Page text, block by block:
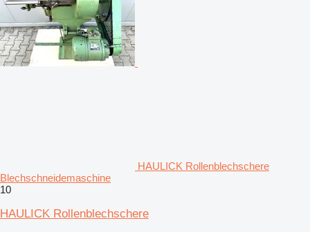
HAULICK Rollenblechschere
Blechschneidemaschine
10
HAULICK Rollenblechschere